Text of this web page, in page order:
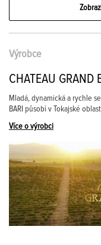
Výrobce
CHATEAU GRAND
Mladá, dynamická a rychle
BARI působí v Tokajské
Více o výrobci